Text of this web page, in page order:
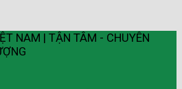
NAM | TẬN TÂM - CHUYÊN